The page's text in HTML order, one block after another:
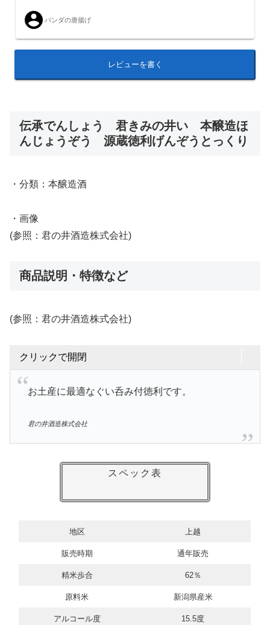
パンダの唐揚げ
レビューを書く
伝承でんしょう 君きみの井い 本醸造ほ
んじょうぞう 源蔵徳利げんぞうとっくり
・分類：本醸造酒
・画像
(参照：君の井酒造株式会社)
商品説明・特徴など
(参照：君の井酒造株式会社)
クリックで開閉
お土産に最適なぐい呑み付徳利です。
君の井酒造株式会社
スペック表
地区 上越
販売時期 通年販売
精米歩合 62％
原料米 新潟県産米
アルコール度 15.5度